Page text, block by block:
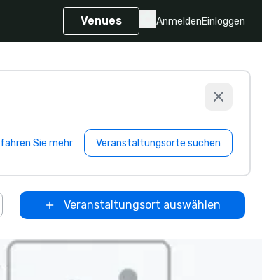
Venues AnmeldenEinloggen
Sie mehr Veranstaltungsorte suchen
Veranstaltungsort auswählen